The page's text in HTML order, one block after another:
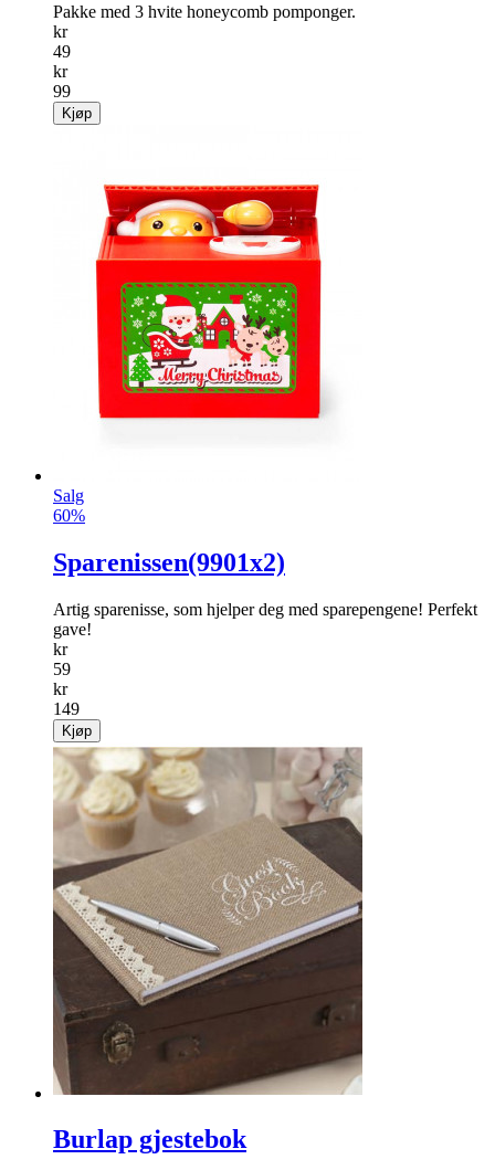
Pakke med 3 hvite honeycomb pomponger.
kr
49
kr
99
Kjøp
Salg
60%
Sparenissen(9901x2)
Artig sparenisse, som hjelper deg med sparepengene! Perfekt
gave!
kr
59
kr
149
Kjøp
Burlap gjestebok